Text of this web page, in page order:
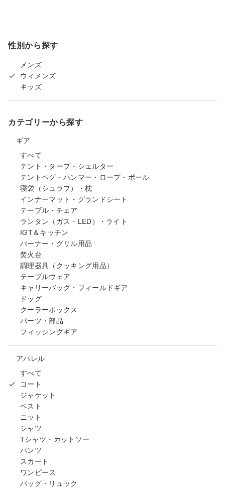
性別から探す
メンズ
ウィメンズ
キッズ
カテゴリーから探す
ギア
すべて
テント・タープ・シェルター
テントペグ・ハンマー・ロープ・ポール
寝袋（シュラフ）・枕
インナーマット・グランドシート
テーブル・チェア
ランタン（ガス・LED）・ライト
IGT＆キッチン
バーナー・グリル用品
焚火台
調理器具（クッキング用品）
テーブルウェア
キャリーバッグ・フィールドギア
ドッグ
クーラーボックス
パーツ・部品
フィッシングギア
アパレル
すべて
コート
ジャケット
ベスト
ニット
シャツ
Tシャツ・カットソー
パンツ
スカート
ワンピース
バッグ・リュック